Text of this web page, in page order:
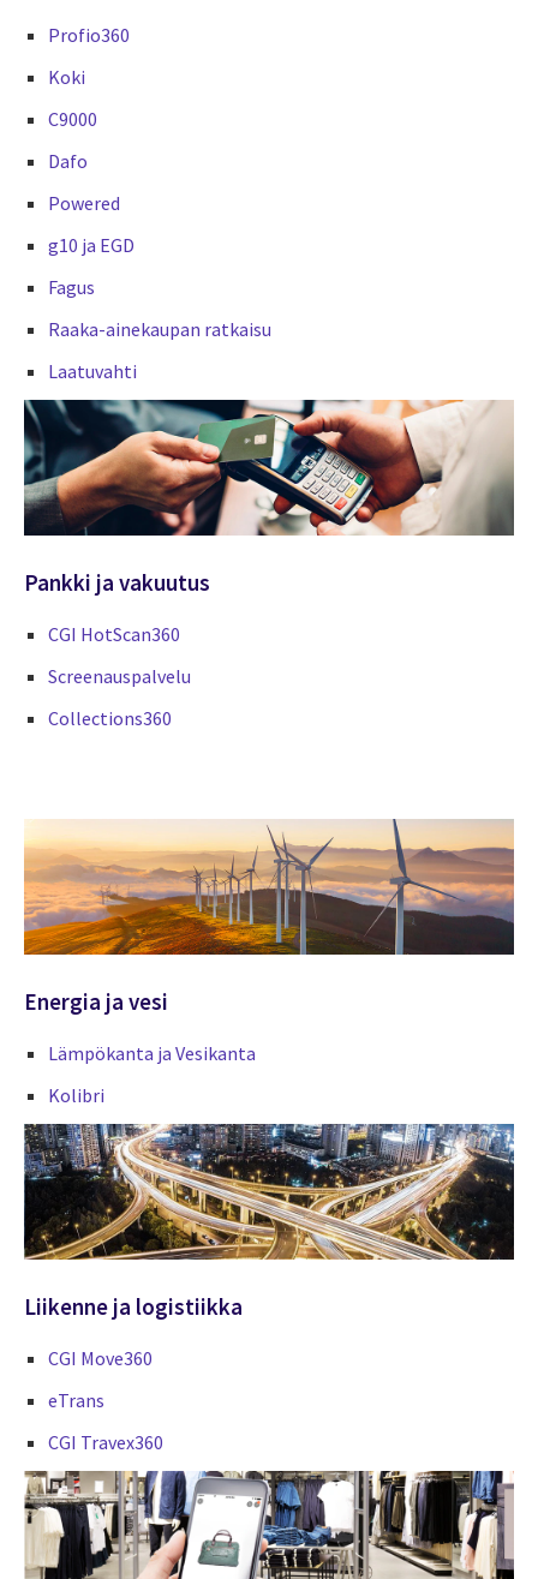
Profio360
Koki
C9000
Dafo
Powered
g10 ja EGD
Fagus
Raaka-ainekaupan ratkaisu
Laatuvahti
Pankki ja vakuutus
CGI HotScan360
Screenauspalvelu
Collections360
Energia ja vesi
Lämpökanta ja Vesikanta
Kolibri
Liikenne ja logistiikka
CGI Move360
eTrans
CGI Travex360